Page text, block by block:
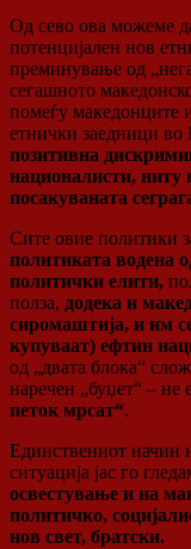
Од сево ова можеме
потенцијален нов
преминување од
сегашното
помеѓу македонците
етнички заедници во
позитивна
националисти, ниту
посакуваната
Сите овие политики
политиката водена
политички елити,
полза, додека и
сиромаштија, и им
купуваат) ефтин
од „двата блока“
наречен „буџет“ – не
петок мрсат“.
Единствениот начин
ситуација јас го
освестување и на
политичко,
нов свет, братски.